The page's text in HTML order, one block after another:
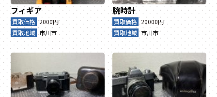
フィギア
買取価格 2000円
買取地域 市川市
腕時計
買取価格 20000円
買取地域 市川市